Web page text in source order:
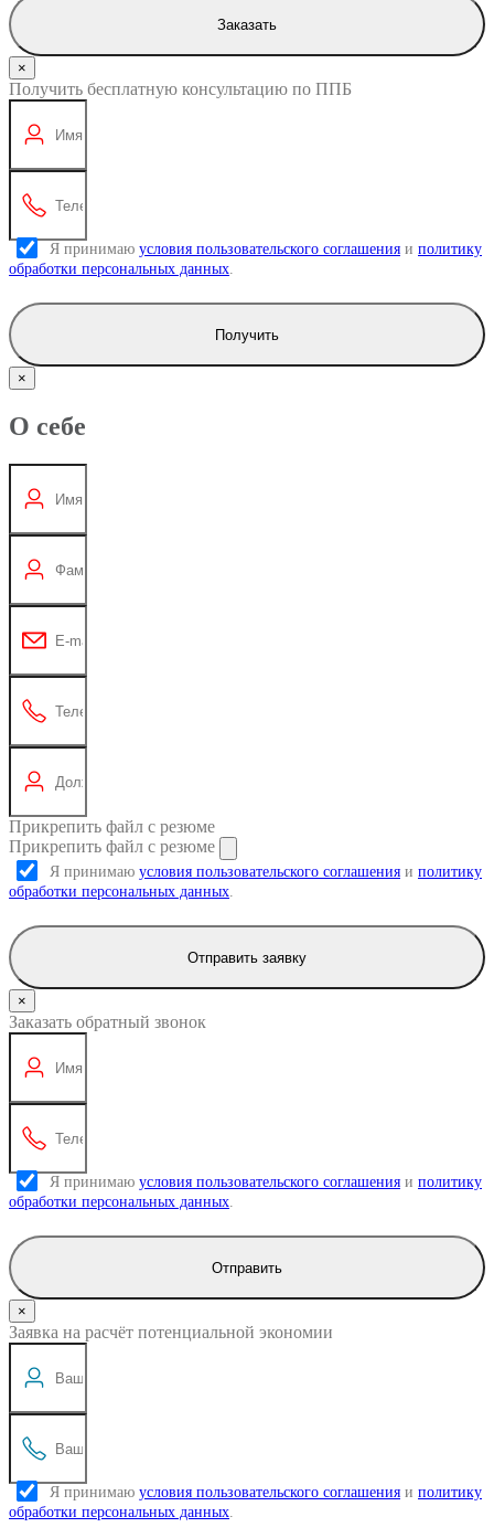
Заказать
×
Получить бесплатную консультацию по ППБ
Я принимаю условия пользовательского соглашения и политику
обработки персональных данных.
Получить
×
О себе
Прикрепить файл с резюме
Прикрепить файл с резюме
Я принимаю условия пользовательского соглашения и политику
обработки персональных данных.
Отправить заявку
×
Заказать обратный звонок
Я принимаю условия пользовательского соглашения и политику
обработки персональных данных.
Отправить
×
Заявка на расчёт потенциальной экономии
Я принимаю условия пользовательского соглашения и политику
обработки персональных данных.